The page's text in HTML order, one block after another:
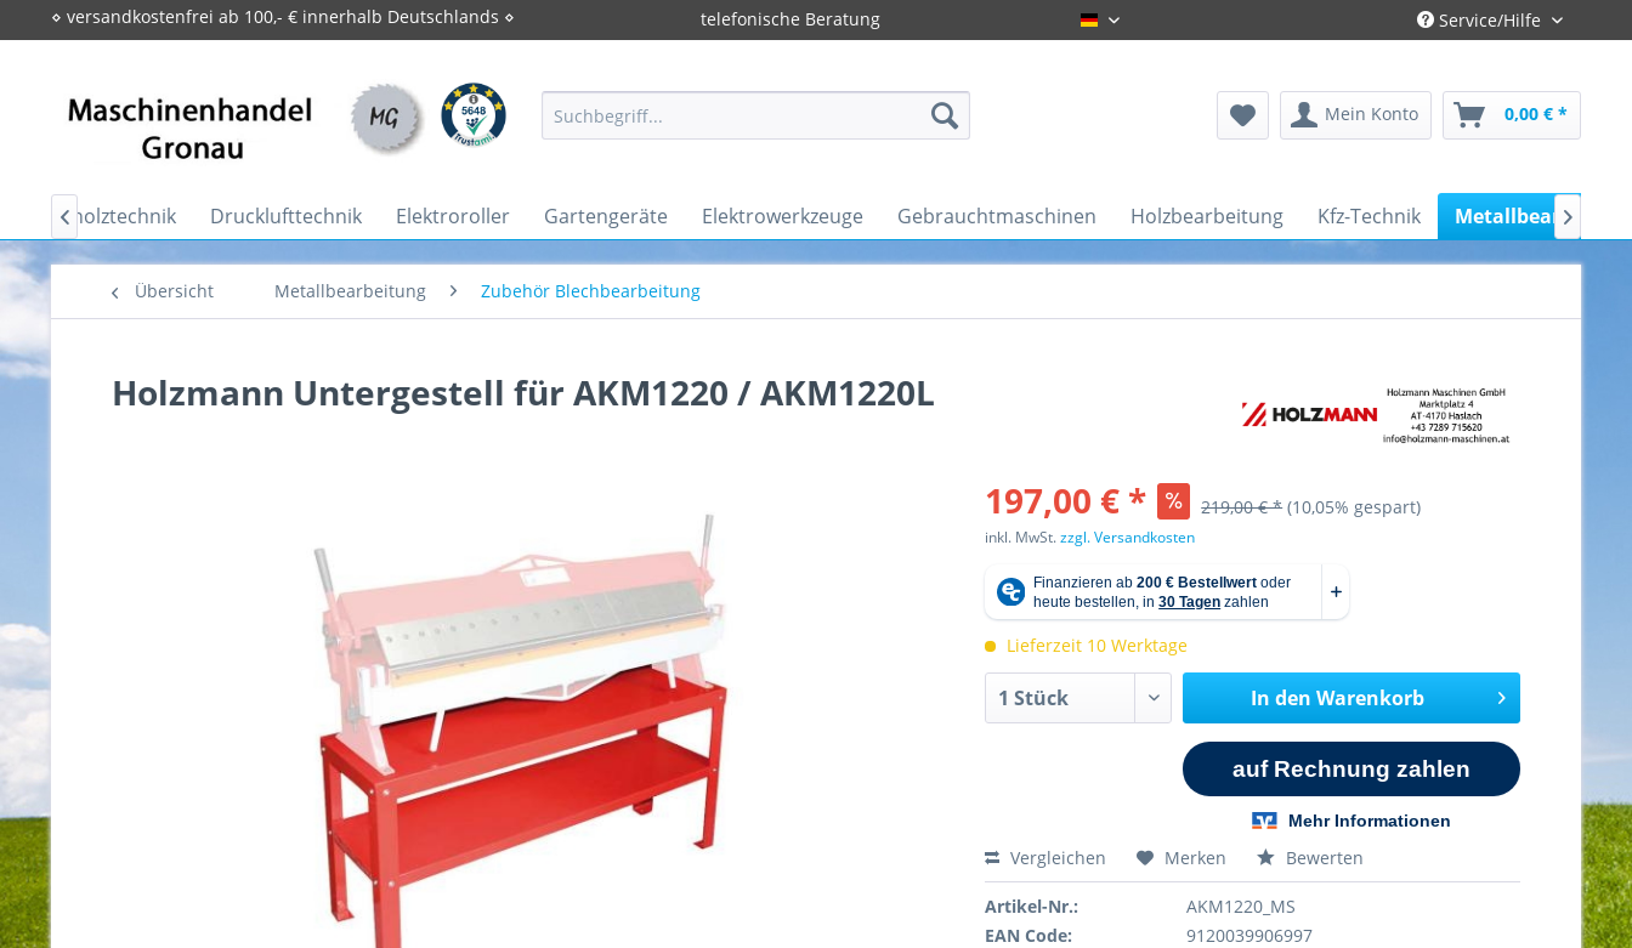
⋄ versandkostenfrei ab 100,- € innerhalb Deutschlands ⋄ telefonische Beratung Gronau-Deutsch Service/Hilfe
Mein Konto 0,00 € *
Brennholztechnik Drucklufttechnik Elektroroller Gartengeräte Elektrowerkzeuge Gebrauchtmaschinen Holzbearbeitung Kfz-Technik
 
Übersicht Metallbearbeitung Zubehör Blechbearbeitung
Holzmann Untergestell für AKM1220 / AKM1220L
197,00 € * 219,00 € * (10,05% gespart)
inkl. MwSt.zzgl. Versandkosten
Lieferzeit 10 Werktage
In den Warenkorb
Vergleichen Merken Bewerten
Artikel-Nr.:
AKM1220_MS
EAN Code:
9120039906997